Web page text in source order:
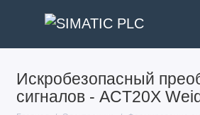
Искробезопасный
сигналов - ACT20X